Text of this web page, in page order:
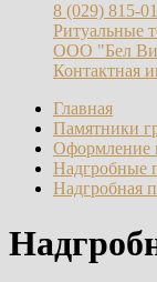
8 (029) 815-
Ритуальные
ООО "Бел
Контактная
Главная
Памятники
Оформление
Надгробные
Надгробная